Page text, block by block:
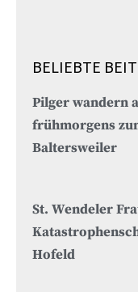
BELIEBTE
Pilger wandern
frühmorgens
Baltersweiler
St. Wendeler
Hofeld